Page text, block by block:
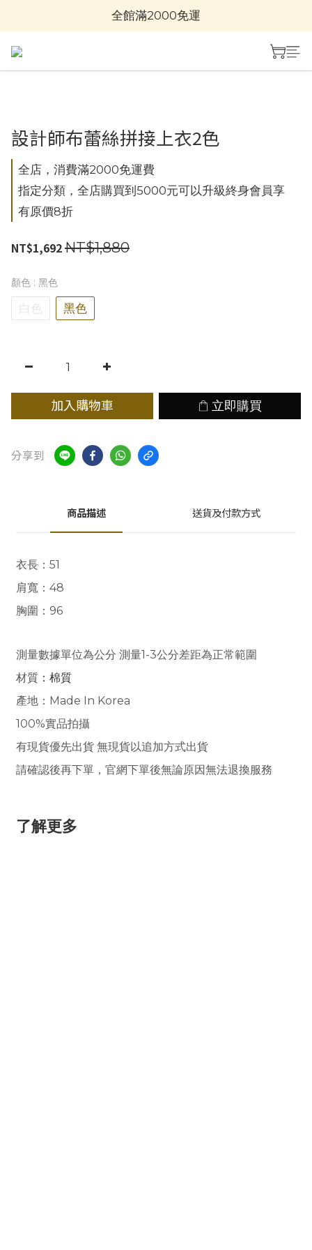
全館滿2000免運
設計師布蕾絲拼接上衣2色
全店，消費滿2000免運費
指定分類，全店購買到5000元可以升級終身會員享
有原價8折
NT$1,692NT$1,880
顏色 : 黑色
白色 黑色
加入購物車 立即購買
分享到
商品描述 送貨及付款方式
衣長 ：51
肩寬 ：48
胸圍 ：96
測量數據單位為公分 測量1-3公分差距為正常範圍
材質 ：棉質
產地：Made In Korea
100%實品拍攝
有現貨優先出貨 無現貨以追加方式出貨
請確認後再下單，官網下單後無論原因無法退換服務
了解更多